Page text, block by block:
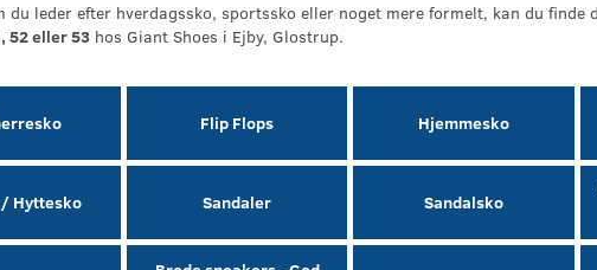
du leder efter hverdagssko, sportssko eller noget mere formelt, kan du finde
52 eller 53hos Giant Shoes i Ejby, Glostrup.
Flip Flops Hjemmesko
Hyttesko Sandaler Sandalsko